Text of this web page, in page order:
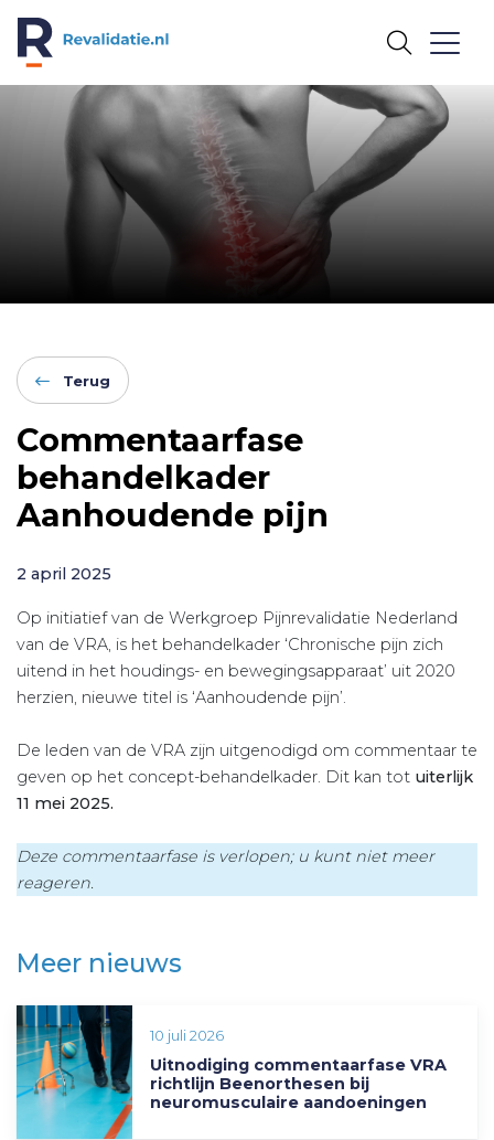
REVALIDATIE.NL
Terug
Commentaarfase
behandelkader
Aanhoudende pijn
2 april 2025
Op initiatief van de Werkgroep Pijnrevalidatie Nederland
van de VRA, is het behandelkader ‘Chronische pijn zich
uitend in het houdings- en bewegingsapparaat’ uit 2020
herzien, nieuwe titel is ‘Aanhoudende pijn’.
De leden van de VRA zijn uitgenodigd om commentaar te
geven op het concept-behandelkader. Dit kan tot uiterlijk
11 mei 2025.
Deze commentaarfase is verlopen; u kunt niet meer
reageren.
Meer nieuws
10 juli 2026
Uitnodiging commentaarfase VRA
richtlijn Beenorthesen bij
neuromusculaire aandoeningen